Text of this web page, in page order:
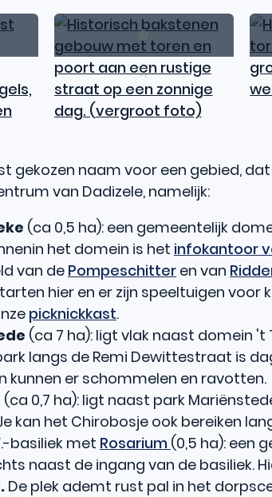
Toerisme
Leiestreek
gekozen naam voor een gebied,
van Dadizele, namelijk:
(ca 0,5 ha): een gemeentelijk
het domein is het infokantoor
van de Pompeschitter en van
hier en er zijn speeltuigen voor
picknickkast.
(ca 7 ha): ligt vlak naast domein 't
langs de Remi Dewittestraat is
kunnen er schommelen en ravotten.
(ca 0,7 ha): ligt naast park
kan het Chirobosje ook bereiken
basiliek met Rosarium (0,5 ha): een
naast de ingang van de basiliek.
. De plek ademt rust pal in het